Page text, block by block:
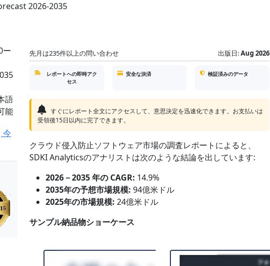
2026-2035
ー
語
能
今
先月は235件以上の問い合わせ 出版日:Aug 2026
レポートへの即時アク
セス
安全な決済 検証済みのデータ
すぐにレポート全文にアクセスして、意思決定を迅速化できます。お支払いは
受領後15日以内に完了できます。
クラウド侵入防止ソフトウェア市場の調査レポートによると、
SDKI Analyticsのアナリストは次のような結論を出しています:
2026－2035 年の CAGR: 14.9%
2035年の予想市場規模: 94億米ドル
2025年の市場規模: 24億米ドル
サンプル納品物ショーケース